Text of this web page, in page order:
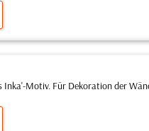
Motiv. Für Dekoration der